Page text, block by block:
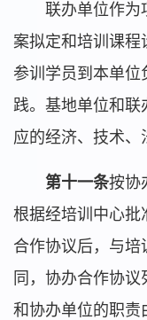
联办单位作为
案拟定和培训课
参训学员到本单位
践。基地单位和联
应的经济、技术、
第十一条按协
根据经培训中心批
合作协议后，与
同，协办合作协
和协办单位的职责